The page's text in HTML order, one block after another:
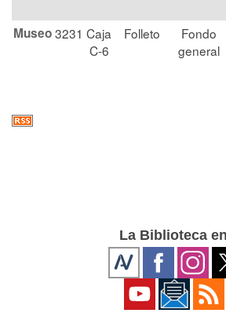
Museo3231 Caja
C-6
Folleto
Fondo
general
La Biblioteca